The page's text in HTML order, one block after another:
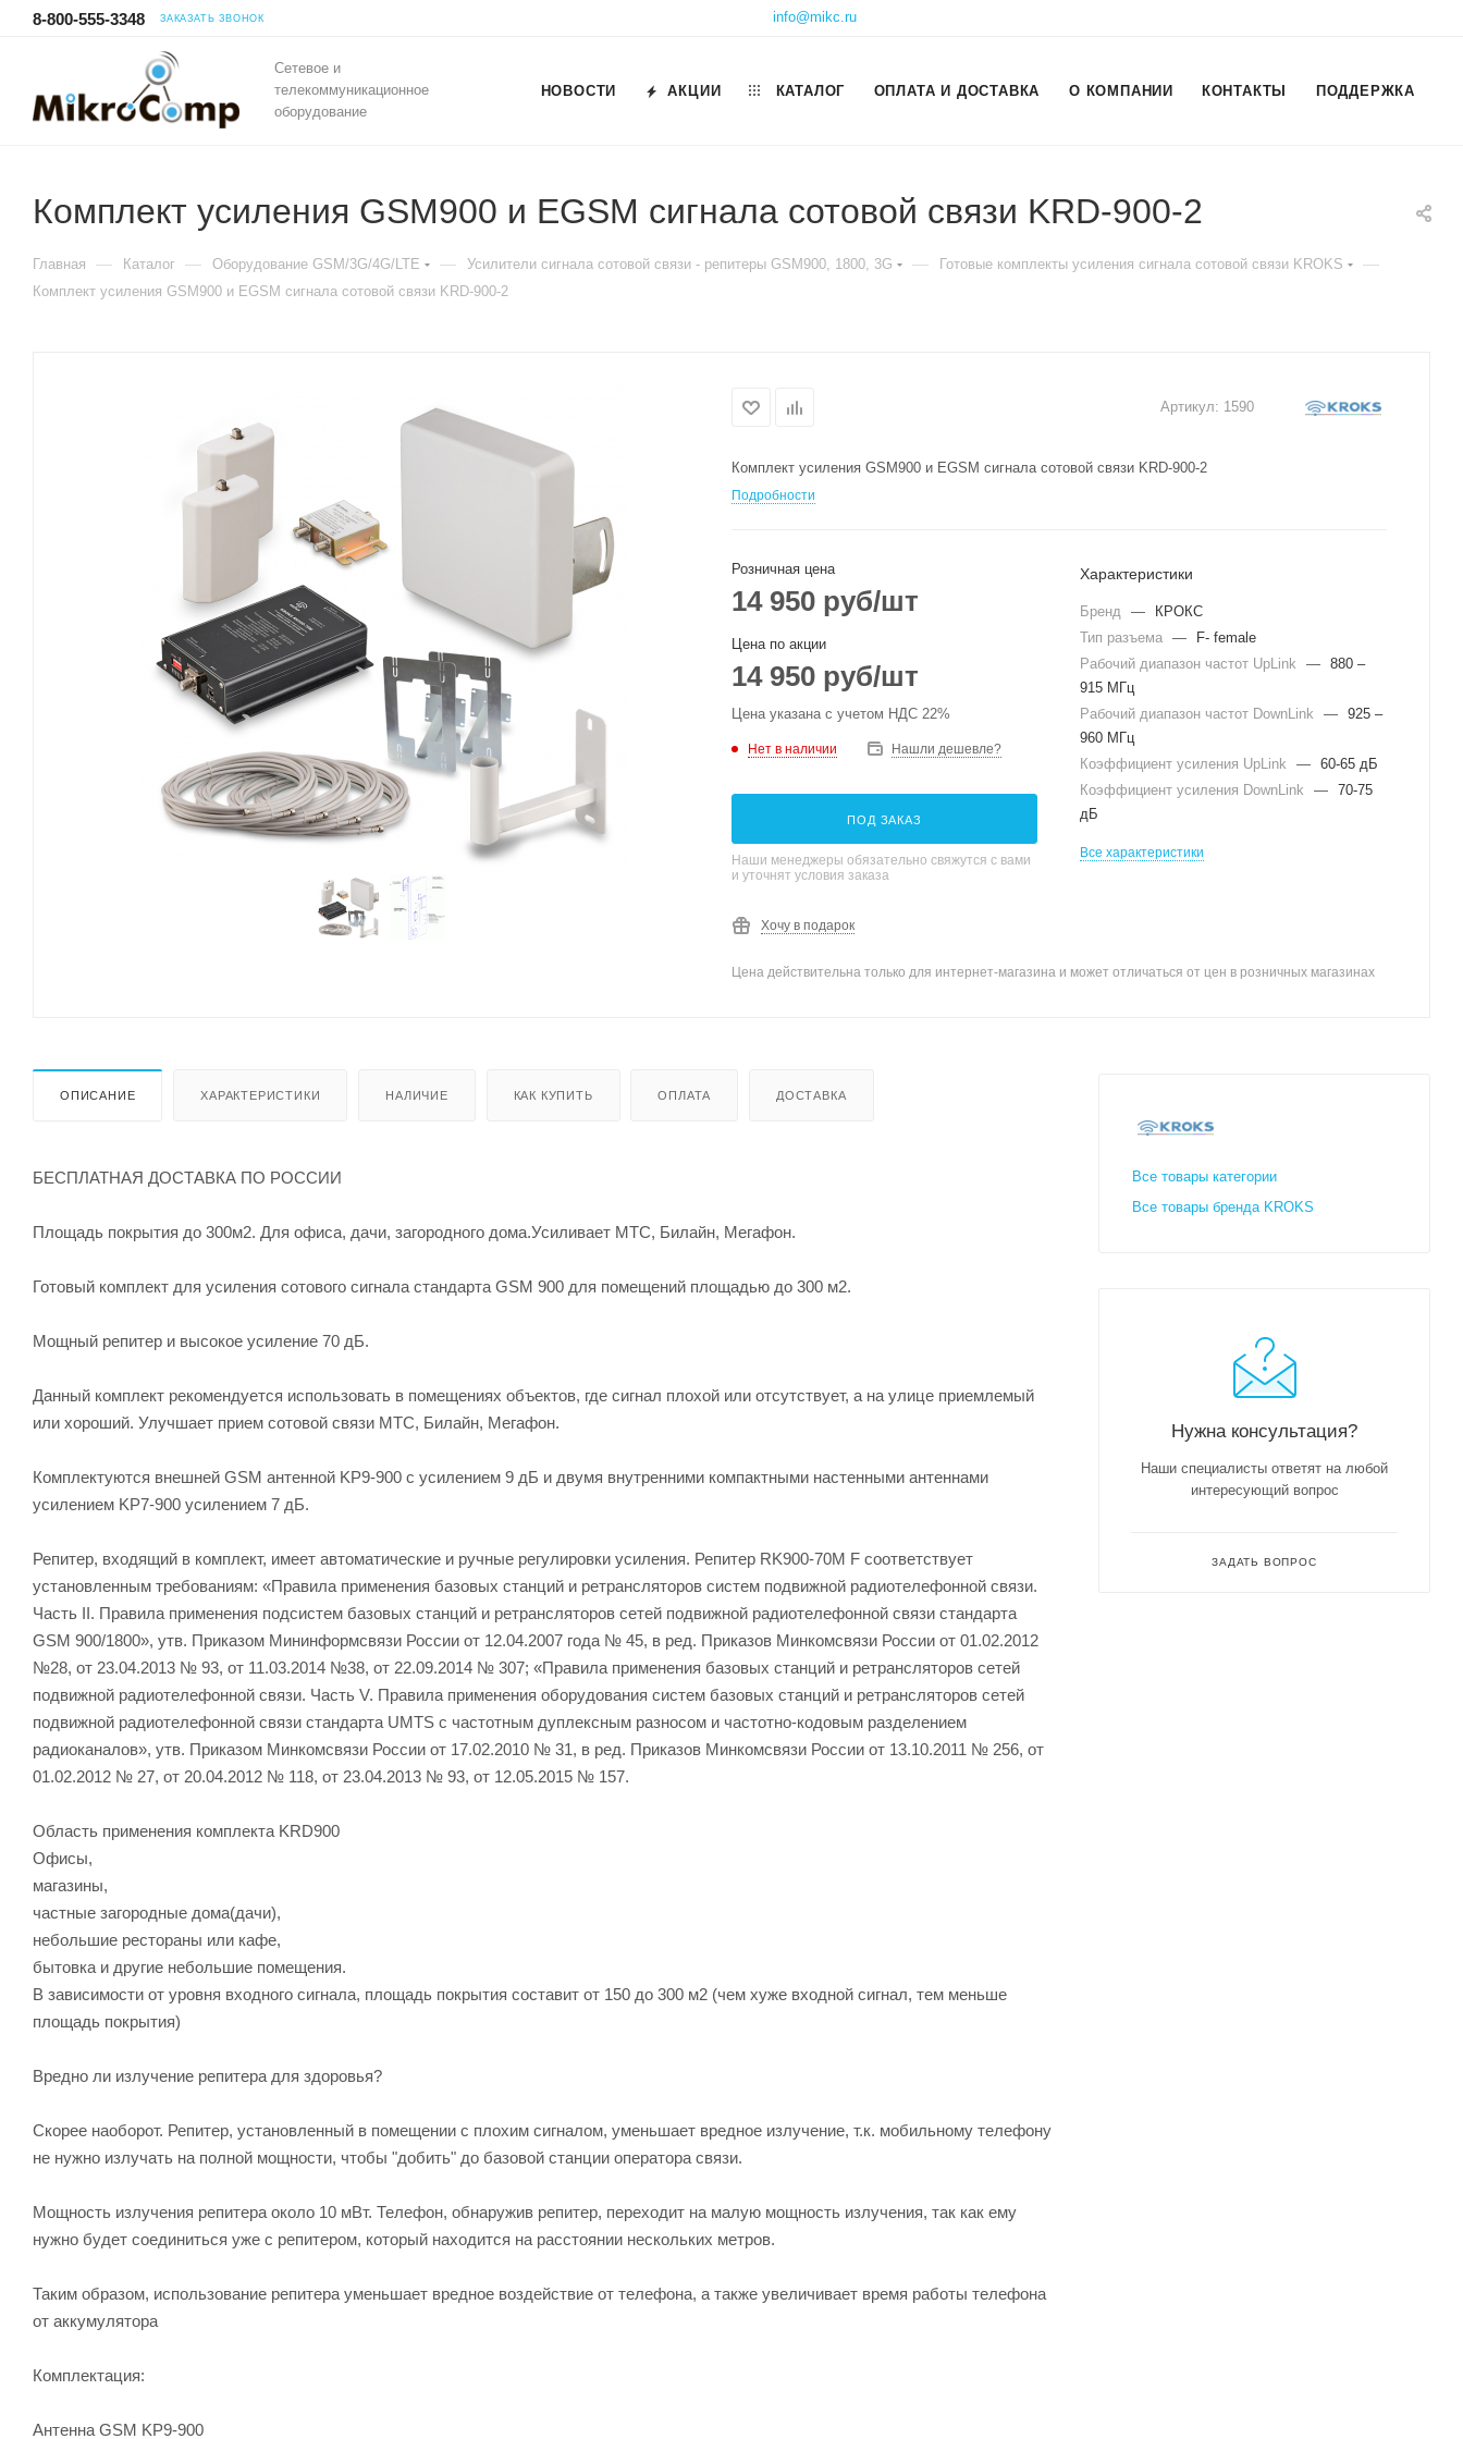
8-800-555-3348 ЗАКАЗАТЬ ЗВОНОК info@mikc.ru
Сетевое и
телекоммуникационное
оборудование
НОВОСТИ АКЦИИ КАТАЛОГ ОПЛАТА И ДОСТАВКА О КОМПАНИИ КОНТАКТЫ ПОДДЕРЖКА
Комплект усиления GSM900 и EGSM сигнала сотовой связи KRD-900-2
Главная — Каталог — Оборудование GSM/3G/4G/LTE — Усилители сигнала сотовой связи - репитеры GSM900, 1800, 3G — Готовые комплекты усиления сигнала сотовой связи KROKS —
Комплект усиления GSM900 и EGSM сигнала сотовой связи KRD-900-2
Артикул: 1590
Комплект усиления GSM900 и EGSM сигнала сотовой связи KRD-900-2
Подробности
Розничная цена
14 950 руб/шт
Цена по акции
14 950 руб/шт
Цена указана с учетом НДС 22%
Нет в наличии Нашли дешевле?
ПОД ЗАКАЗ
Наши менеджеры обязательно свяжутся с вами
и уточнят условия заказа
Хочу в подарок
Характеристики
Бренд —
КРОКС
Тип разъема —
F- female
Рабочий диапазон частот UpLink
— 880 –
915 МГц
Рабочий диапазон частот DownLink
— 925 –
960 МГц
Коэффициент усиления UpLink
— 60-65 дБ
Коэффициент усиления DownLink
— 70-75
дБ
Все характеристики
Цена действительна только для интернет-магазина и может отличаться от цен в розничных магазинах
ОПИСАНИЕ ХАРАКТЕРИСТИКИ НАЛИЧИЕ КАК КУПИТЬ ОПЛАТА ДОСТАВКА
БЕСПЛАТНАЯ ДОСТАВКА ПО РОССИИ
Площадь покрытия до 300м2. Для офиса, дачи, загородного дома.Усиливает МТС, Билайн, Мегафон.
Готовый комплект для усиления сотового сигнала стандарта GSM 900 для помещений площадью до 300 м2.
Мощный репитер и высокое усиление 70 дБ.
Данный комплект рекомендуется использовать в помещениях объектов, где сигнал плохой или отсутствует, а на улице приемлемый
или хороший. Улучшает прием сотовой связи МТС, Билайн, Мегафон.
Комплектуются внешней GSM антенной KP9-900 с усилением 9 дБ и двумя внутренними компактными настенными антеннами
усилением KP7-900 усилением 7 дБ.
Репитер, входящий в комплект, имеет автоматические и ручные регулировки усиления. Репитер RK900-70M F соответствует
установленным требованиям: «Правила применения базовых станций и ретрансляторов систем подвижной радиотелефонной связи.
Часть II. Правила применения подсистем базовых станций и ретрансляторов сетей подвижной радиотелефонной связи стандарта
GSM 900/1800», утв. Приказом Мининформсвязи России от 12.04.2007 года № 45, в ред. Приказов Минкомсвязи России от 01.02.2012
№28, от 23.04.2013 № 93, от 11.03.2014 №38, от 22.09.2014 № 307; «Правила применения базовых станций и ретрансляторов сетей
подвижной радиотелефонной связи. Часть V. Правила применения оборудования систем базовых станций и ретрансляторов сетей
подвижной радиотелефонной связи стандарта UMTS с частотным дуплексным разносом и частотно-кодовым разделением
радиоканалов», утв. Приказом Минкомсвязи России от 17.02.2010 № 31, в ред. Приказов Минкомсвязи России от 13.10.2011 № 256, от
01.02.2012 № 27, от 20.04.2012 № 118, от 23.04.2013 № 93, от 12.05.2015 № 157.
Область применения комплекта KRD900
Офисы,
магазины,
частные загородные дома(дачи),
небольшие рестораны или кафе,
бытовка и другие небольшие помещения.
В зависимости от уровня входного сигнала, площадь покрытия составит от 150 до 300 м2 (чем хуже входной сигнал, тем меньше
площадь покрытия)
Вредно ли излучение репитера для здоровья?
Скорее наоборот. Репитер, установленный в помещении с плохим сигналом, уменьшает вредное излучение, т.к. мобильному телефону
не нужно излучать на полной мощности, чтобы "добить" до базовой станции оператора связи.
Мощность излучения репитера около 10 мВт. Телефон, обнаружив репитер, переходит на малую мощность излучения, так как ему
нужно будет соединиться уже с репитером, который находится на расстоянии нескольких метров.
Таким образом, использование репитера уменьшает вредное воздействие от телефона, а также увеличивает время работы телефона
от аккумулятора
Комплектация:
Антенна GSM KP9-900
Все товары категории
Все товары бренда KROKS
Нужна консультация?
Наши специалисты ответят на любой
интересующий вопрос
ЗАДАТЬ ВОПРОС